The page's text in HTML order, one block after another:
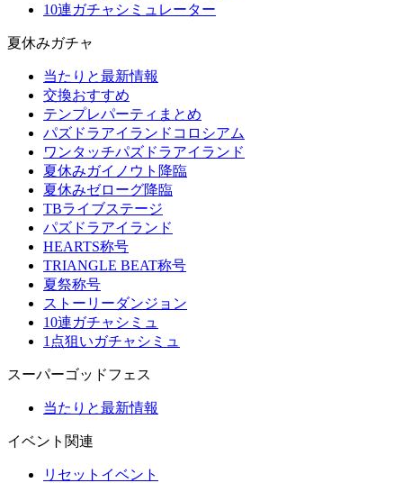
10連ガチャシミュレーター
夏休みガチャ
当たりと最新情報
交換おすすめ
テンプレパーティまとめ
パズドラアイランドコロシアム
ワンタッチパズドラアイランド
夏休みガイノウト降臨
夏休みゼローグ降臨
TBライブステージ
パズドラアイランド
HEARTS称号
TRIANGLE BEAT称号
夏祭称号
ストーリーダンジョン
10連ガチャシミュ
1点狙いガチャシミュ
スーパーゴッドフェス
当たりと最新情報
イベント関連
リセットイベント